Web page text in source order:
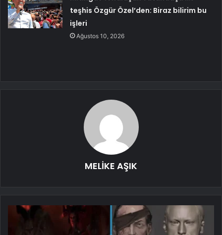
teşhis Özgür Özel’den: Biraz bilirim bu
işleri
Ağustos 10, 2026
MELİKE AŞIK